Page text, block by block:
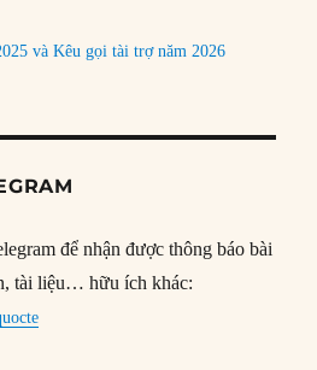
và Kêu gọi tài trợ năm 2026
để nhận được thông báo bài
tài liệu… hữu ích khác: